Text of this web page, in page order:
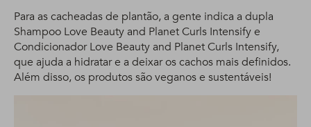
Para as cacheadas de plantão, a gente indica a dupla
Shampoo Love Beauty and Planet Curls Intensify e
Condicionador Love Beauty and Planet Curls Intensify,
que ajuda a hidratar e a deixar os cachos mais definidos.
Além disso, os produtos são veganos e sustentáveis!